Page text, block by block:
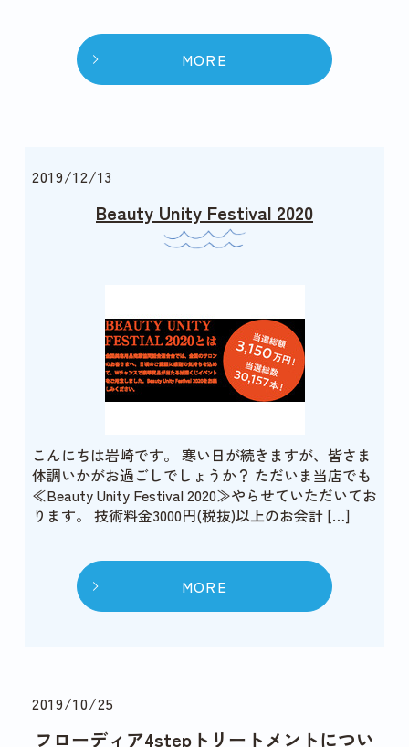
MORE
2019/12/13
Beauty Unity Festival 2020
こんにちは岩崎です。 寒い日が続きますが、皆さま
体調いかがお過ごしでしょうか？ ただいま当店でも
≪Beauty Unity Festival 2020≫やらせていただいてお
ります。 技術料金3000円(税抜)以上のお会計 […]
MORE
2019/10/25
フローディア4stepトリートメントについ